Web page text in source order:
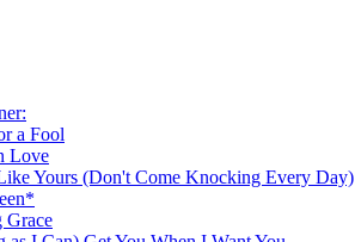
a Fool
Love
Yours (Don't Come Knocking Every Day)
Grace